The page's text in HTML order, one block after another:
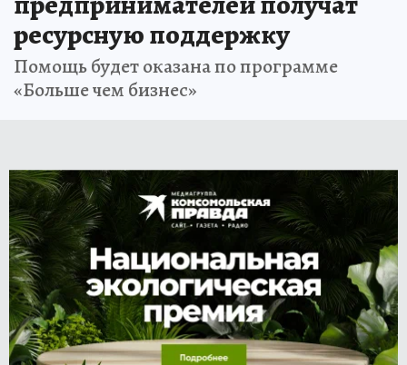
ресурсную поддержку
Помощь будет оказана по программе
«Больше чем бизнес»